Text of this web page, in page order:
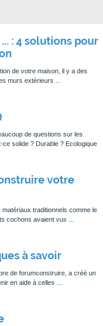
: 4 solutions pour
de votre maison, il y a des
murs extérieurs ...
de questions sur les
solide ? Durable ? Ecologique
votre
traditionnels comme le
cochons avaient vus ...
à savoir
de forumconstruire, a créé un
en aide à celles ...